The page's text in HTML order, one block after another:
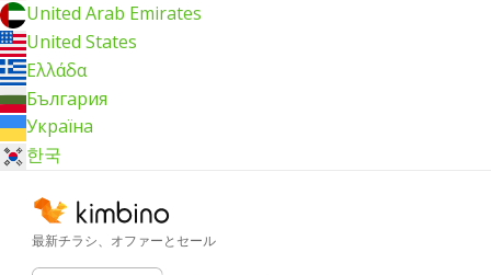
United Arab Emirates
United States
Ελλάδα
България
Україна
한국
最新チラシ、オファーとセール